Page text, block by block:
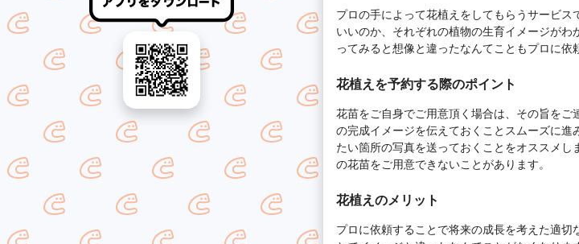
プロの手によって花植えをしてもらうサービ
いいのか、それぞれの植物の生育イメージが
ってみると想像と違ったなんてこともプロに依
花植えを予約する際のポイント
花苗をご自身でご用意頂く場合は、その旨をご
の完成イメージを伝えておくことスムーズに進
たい箇所の写真を送っておくことをオススメし
の花苗をご用意できないことがあります。
花植えのメリット
プロに依頼することで将来の成長を考えた適切